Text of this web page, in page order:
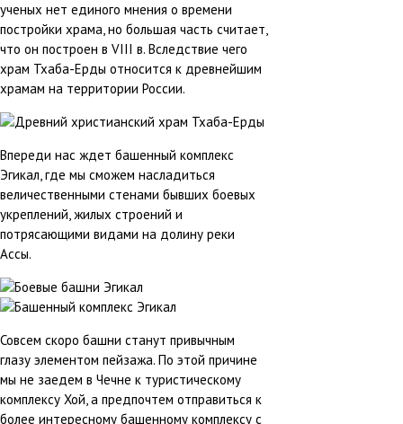
ученых нет единого мнения о времени
постройки храма, но большая часть считает,
что он построен в VIII в. Вследствие чего
храм Тхаба-Ерды относится к древнейшим
храмам на территории России.
Впереди нас ждет башенный комплекс
Эгикал, где мы сможем насладиться
величественными стенами бывших боевых
укреплений, жилых строений и
потрясающими видами на долину реки
Ассы.
Совсем скоро башни станут привычным
глазу элементом пейзажа. По этой причине
мы не заедем в Чечне к туристическому
комплексу Хой, а предпочтем отправиться к
более интересному башенному комплексу с